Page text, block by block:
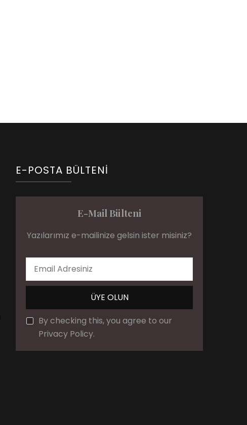
E-POSTA BÜLTENI
E-Mail Bülteni
Yazılarımız e-mailinize gelsin ister misiniz?
By checking this, you agree to our
Privacy Policy.